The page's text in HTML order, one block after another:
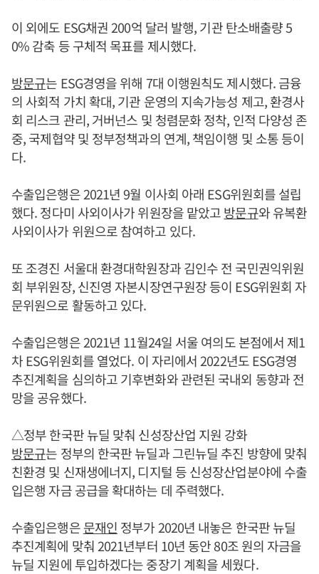
이 외에도 ESG채권 200억 달러 발행, 기관 탄소배출량 5
0% 감축 등 구체적 목표를 제시했다.
방문규는 ESG경영을 위해 7대 이행원칙도 제시했다. 금융
의 사회적 가치 확대, 기관 운영의 지속가능성 제고, 환경사
회 리스크 관리, 거버넌스 및 청렴문화 정착, 인적 다양성 존
중, 국제협약 및 정부정책과의 연계, 책임이행 및 소통 등이
다.
수출입은행은 2021년 9월 이사회 아래 ESG위원회를 설립
했다. 정다미 사외이사가 위원장을 맡았고방문규와 유복환
사외이사가 위원으로 참여하고 있다.
또 조경진 서울대 환경대학원장과 김인수 전 국민권익위원
회 부위원장, 신진영 자본시장연구원장 등이 ESG위원회 자
문위원으로 활동하고 있다.
수출입은행은 2021년 11월24일 서울 여의도 본점에서 제1
차 ESG위원회를 열었다. 이 자리에서 2022년도 ESG경영
추진계획을 심의하고 기후변화와 관련된 국내외 동향과 전
망을 공유했다.
△정부 한국판 뉴딜 맞춰 신성장산업 지원 강화
방문규는 정부의 한국판 뉴딜과 그린뉴딜 추진 방향에 맞춰
친환경 및 신재생에너지, 디지털 등 신성장산업분야에 수출
입은행 자금 공급을 확대하는 데 주력했다.
수출입은행은문재인 정부가 2020년 내놓은 한국판 뉴딜
추진계획에 맞춰 2021년부터 10년 동안 80조 원의 자금을
뉴딜 지원에 투입하겠다는 중장기 계획을 세웠다.